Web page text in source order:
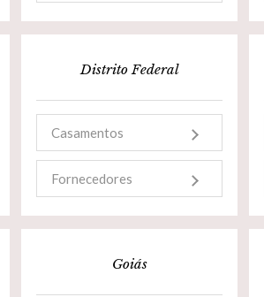
Distrito Federal
Casamentos
Fornecedores
Goiás